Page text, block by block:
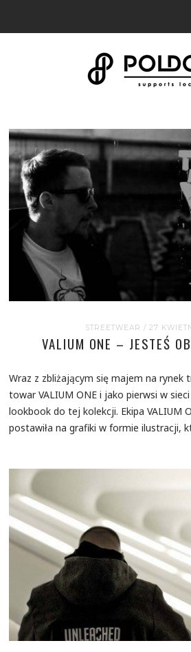
STREETWEAR / 27
VALIUM ONE – JESTEŚ
Wraz z zbliżającym się majem na rynek
towar VALIUM ONE i jako pierwsi w
lookbook do tej kolekcji. Ekipa VALIUM
postawiła na grafiki w formie ilustracji,